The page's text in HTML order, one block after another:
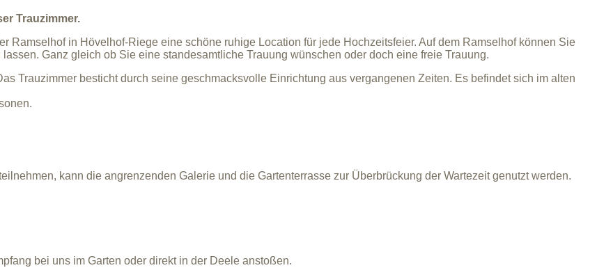
Trauzimmer.
Ramselhof in Hövelhof-Riege eine schöne ruhige Location für jede Hochzeitsfeier. Auf dem Ramselhof können Sie
Ganz gleich ob Sie eine standesamtliche Trauung wünschen oder doch eine freie Trauung.
Trauzimmer besticht durch seine geschmacksvolle Einrichtung aus vergangenen Zeiten. Es befindet sich im alten
kann die angrenzenden Galerie und die Gartenterrasse zur Überbrückung der Wartezeit genutzt werden.
bei uns im Garten oder direkt in der Deele anstoßen.